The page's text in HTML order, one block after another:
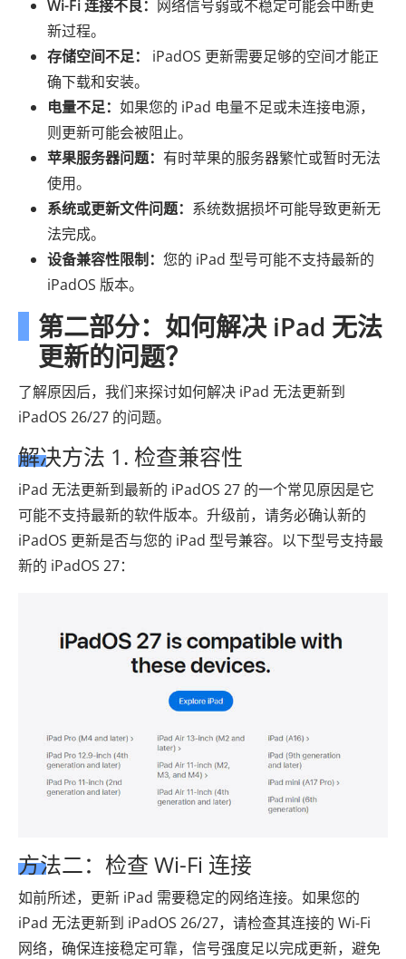
Wi-Fi 连接不良： 网络信号弱或不稳定可能会中断更
新过程。
存储空间不足：
iPadOS 更新需要足够的空间才能正
确下载和安装。
电量不足： 如果您的 iPad 电量不足或未连接电源，
则更新可能会被阻止。
苹果服务器问题： 有时苹果的服务器繁忙或暂时无法
使用。
系统或更新文件问题： 系统数据损坏可能导致更新无
法完成。
设备兼容性限制： 您的 iPad 型号可能不支持最新的
iPadOS 版本。
第二部分：如何解决 iPad 无法
更新的问题？
了解原因后，我们来探讨如何解决 iPad 无法更新到
iPadOS 26/27 的问题。
解决方法 1. 检查兼容性
iPad 无法更新到最新的 iPadOS 27 的一个常见原因是它
可能不支持最新的软件版本。升级前，请务必确认新的
iPadOS 更新是否与您的 iPad 型号兼容。以下型号支持最
新的 iPadOS 27：
方法二：检查 Wi-Fi 连接
如前所述，更新 iPad 需要稳定的网络连接。如果您的
iPad 无法更新到 iPadOS 26/27，请检查其连接的 Wi-Fi
网络，确保连接稳定可靠，信号强度足以完成更新，避免